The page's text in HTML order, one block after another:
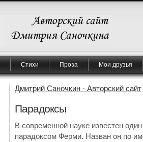
Стихи Проза Мои друзья
Дмитрий Саночкин - Авторский сайт
Парадоксы
В современной науке известен
парадоксом Ферми. Назван он по